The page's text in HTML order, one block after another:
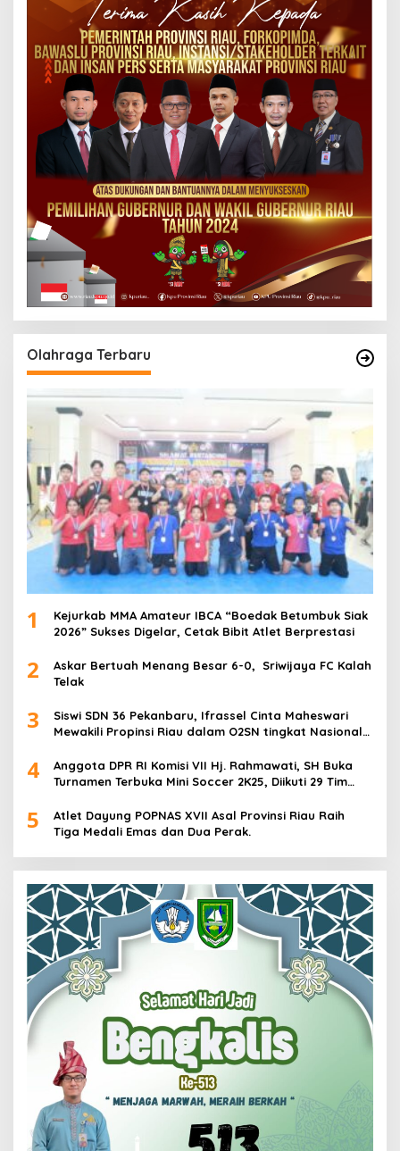
Olahraga Terbaru
1
Kejurkab MMA Amateur IBCA “Boedak Betumbuk Siak
2026” Sukses Digelar, Cetak Bibit Atlet Berprestasi
2
Askar Bertuah Menang Besar 6-0, Sriwijaya FC Kalah
Telak
3
Siswi SDN 36 Pekanbaru, Ifrassel Cinta Maheswari
Mewakili Propinsi Riau dalam O2SN tingkat Nasional
4
Anggota DPR RI Komisi VII Hj. Rahmawati, SH Buka
Turnamen Terbuka Mini Soccer 2K25, Diikuti 29 Tim
5
Atlet Dayung POPNAS XVII Asal Provinsi Riau Raih
Tiga Medali Emas dan Dua Perak.